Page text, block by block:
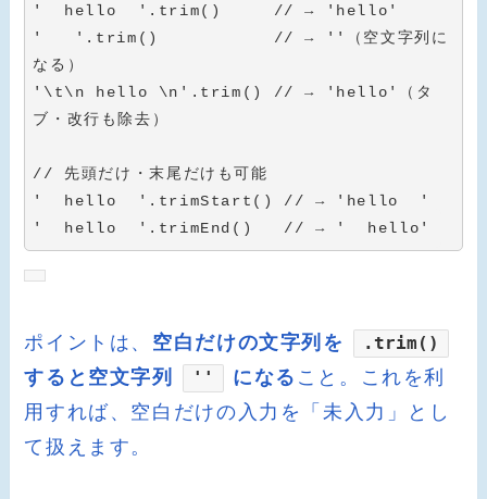
'  hello  ' . trim( )
// → 'hello'
'   ' . trim ( )
// → ''（空文字列に
なる）
'\t\n hello \n' . trim ( )
// → 'hello'（タ
ブ・改行も除去）
// 先頭だけ・末尾だけも可能
'  hello  ' . trimStart ( )
// → 'hello  '
'  hello  ' . trimEnd ( ) // → '  hello'
ポイントは、 空白だけの文字列を .trim()
すると空文字列 '' になる こと。これを利
用すれば、空白だけの入力を「未入力」とし
て扱えます。